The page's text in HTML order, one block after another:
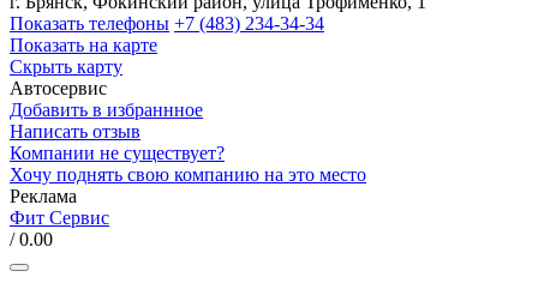
Показать телефоны +7 (483) 234-34-34
Показать на карте
Скрыть карту
Автосервис
Добавить в избраннное
Написать отзыв
Компании не существует?
Хочу поднять свою компанию на это место
Реклама
Фит Сервис
/ 0.00